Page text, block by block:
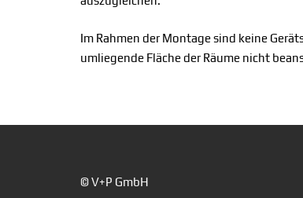
Im Rahmen der Montage sind keine
umliegende Fläche der Räume nicht
© V+P GmbH